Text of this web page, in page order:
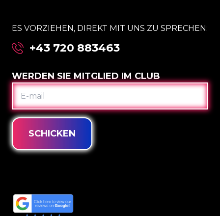
ES VORZIEHEN, DIREKT MIT UNS ZU SPRECHEN:
+43 720 883463
WERDEN SIE MITGLIED IM CLUB
E-
MAIL
SCHICKEN